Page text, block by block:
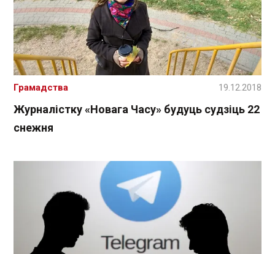
Журналістку «Новага Часу» будуць судзіць 22
снежня
Грамадства 19.12.2018